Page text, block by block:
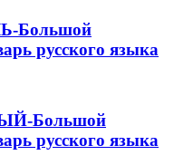
Большой
русского языка
Большой
русского языка